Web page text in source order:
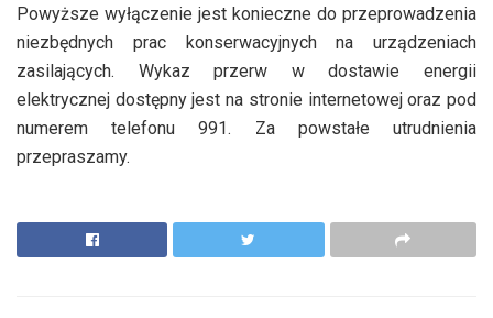
Powyższe wyłączenie jest konieczne do przeprowadzenia
niezbędnych prac konserwacyjnych na urządzeniach
zasilających. Wykaz przerw w dostawie energii
elektrycznej dostępny jest na stronie internetowej oraz pod
numerem telefonu 991. Za powstałe utrudnienia
przepraszamy.